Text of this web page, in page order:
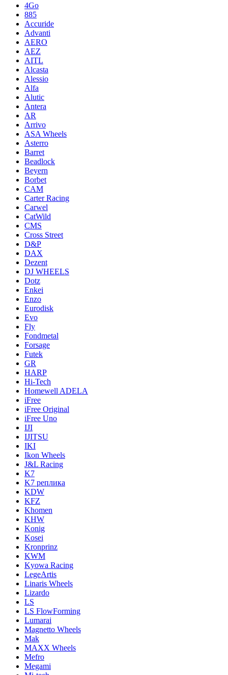
4Go
885
Accuride
Advanti
AERO
AEZ
AITL
Alcasta
Alessio
Alfa
Alutic
Antera
AR
Arrivo
ASA Wheels
Asterro
Barret
Beadlock
Beyern
Borbet
CAM
Carter Racing
Carwel
CatWild
CMS
Cross Street
D&P
DAX
Dezent
DJ WHEELS
Dotz
Enkei
Enzo
Eurodisk
Evo
Fly
Fondmetal
Forsage
Futek
GR
HARP
Hi-Tech
Homewell ADELA
iFree
iFree Original
iFree Uno
IJI
IJITSU
IKI
Ikon Wheels
J&L Racing
K7
K7 реплика
KDW
KFZ
Khomen
KHW
Konig
Kosei
Kronprinz
KWM
Kyowa Racing
LegeArtis
Linaris Wheels
Lizardo
LS
LS FlowForming
Lumarai
Magnetto Wheels
Mak
MAXX Wheels
Mefro
Megami